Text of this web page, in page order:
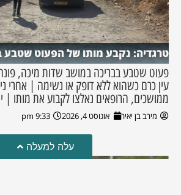
טרגדיה: נקבע מותו של הפעוט שטבע
פעוט שטבע בבריכה במושב שדות מיכה,
עין כרם כשהוא ללא דופק או נשימה | אחרי
ממושכים, הרופאים נאלצו לקבוע את מותו |
מירב בן יאיר אוגוסט 4, 2026 9:33 pm
עלה למעלה